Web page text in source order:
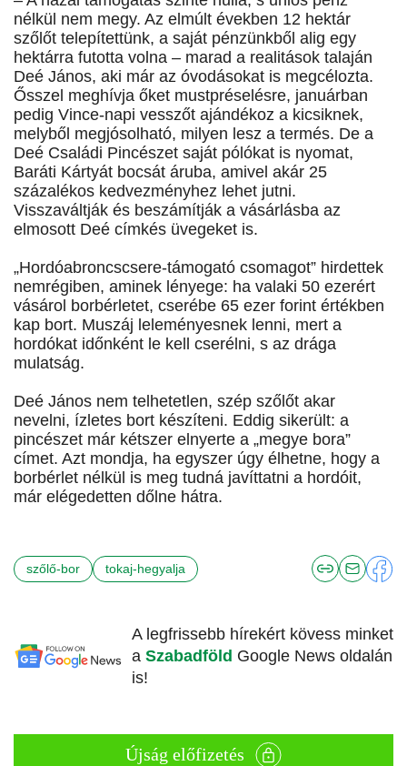
nélkül nem megy. Az elmúlt években 12 hektár
szőlőt telepítettünk, a saját pénzünkből alig egy
hektárra futotta volna – marad a realitások talaján
Deé János, aki már az óvodásokat is megcélozta.
Ősszel meghívja őket mustpréselésre, januárban
pedig Vince-napi vesszőt ajándékoz a kicsiknek,
melyből megjósolható, milyen lesz a termés. De a
Deé Családi Pincészet saját pólókat is nyomat,
Baráti Kártyát bocsát áruba, amivel akár 25
százalékos kedvezményhez lehet jutni.
Visszaváltják és beszámítják a vásárlásba az
elmosott Deé címkés üvegeket is.
„Hordóabroncscsere-támogató csomagot” hirdettek
nemrégiben, aminek lényege: ha valaki 50 ezerért
vásárol borbérletet, cserébe 65 ezer forint értékben
kap bort. Muszáj leleményesnek lenni, mert a
hordókat időnként le kell cserélni, s az drága
mulatság.
Deé János nem telhetetlen, szép szőlőt akar
nevelni, ízletes bort készíteni. Eddig sikerült: a
pincészet már kétszer elnyerte a „megye bora”
címet. Azt mondja, ha egyszer úgy élhetne, hogy a
borbérlet nélkül is meg tudná javíttatni a hordóit,
már elégedetten dőlne hátra.
szőlő-bor tokaj-hegyalja
A legfrissebb hírekért kövess minket
a Szabadföld Google News oldalán
is!
Újság előfizetés